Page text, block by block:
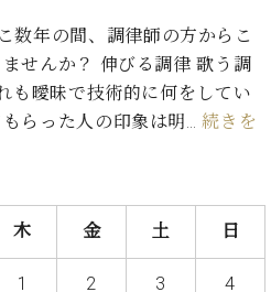
数年の間、調律師の方からこ
せんか？ 伸びる調律 歌う調
も曖昧で技術的に何をしてい
らった人の印象は明…続きを
木 金 土 日
1 2 3 4